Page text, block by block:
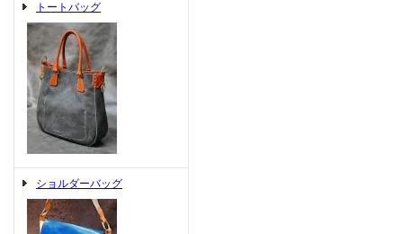
トートバッグ
ショルダーバッグ